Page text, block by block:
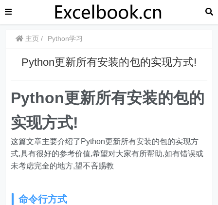
主页 Python学习
Python更新所有安装的包的实现方式!
Python更新所有安装的包的
实现方式!
这篇文章主要介绍了Python更新所有安装的包的实现方
式,具有很好的参考价值,希望对大家有所帮助,如有错误或
未考虑完全的地方,望不吝赐教
命令行方式